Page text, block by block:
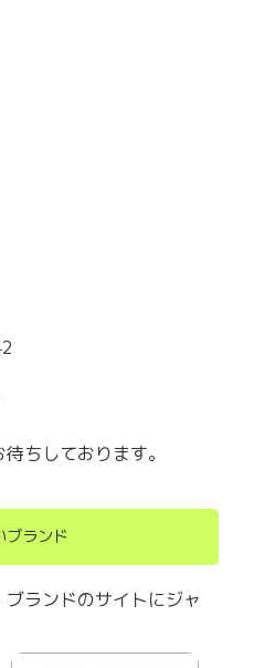
ちしております。
ブランド
ランドのサイトにジャ